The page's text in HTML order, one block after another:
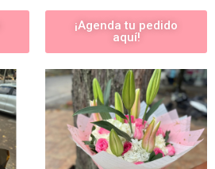
¡Agenda tu pedido
aquí!